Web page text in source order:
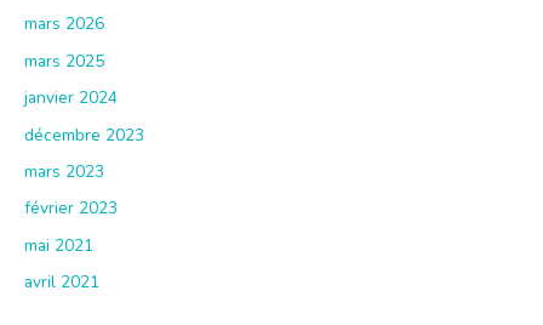
mars 2026
mars 2025
janvier 2024
décembre 2023
mars 2023
février 2023
mai 2021
avril 2021